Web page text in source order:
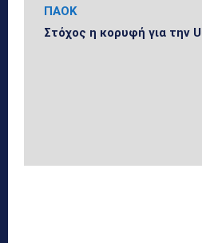
ΠΑΟΚ
Στόχος η κορυφή για την